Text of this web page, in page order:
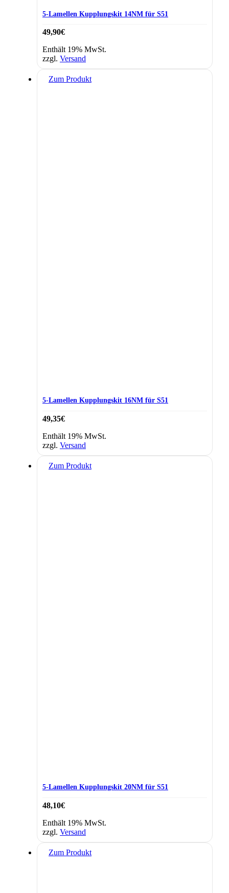
5-Lamellen Kupplungskit 14NM für S51
49,90€
Enthält 19% MwSt.
zzgl. Versand
Zum Produkt
5-Lamellen Kupplungskit 16NM für S51
49,35€
Enthält 19% MwSt.
zzgl. Versand
Zum Produkt
5-Lamellen Kupplungskit 20NM für S51
48,10€
Enthält 19% MwSt.
zzgl. Versand
Zum Produkt